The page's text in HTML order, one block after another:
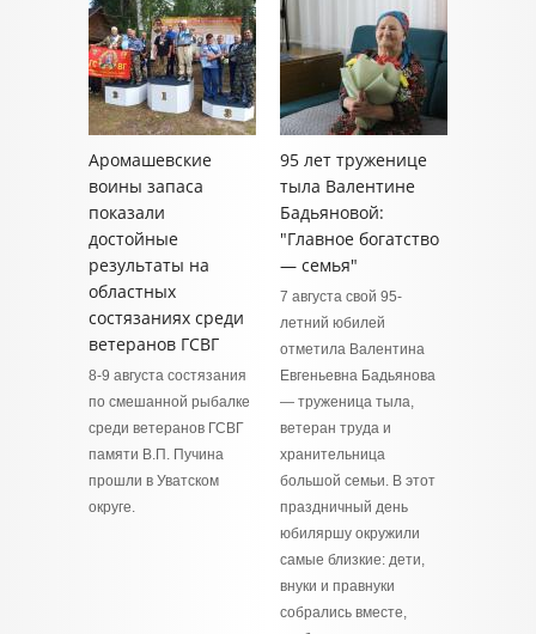
Аромашевские
воины запаса
показали
достойные
результаты на
областных
состязаниях среди
ветеранов ГСВГ
8-9 августа состязания
по смешанной рыбалке
среди ветеранов ГСВГ
памяти В.П. Пучина
прошли в Уватском
округе.
95 лет труженице
тыла Валентине
Бадьяновой:
"Главное богатство
— семья"
7 августа свой 95-
летний юбилей
отметила Валентина
Евгеньевна Бадьянова
— труженица тыла,
ветеран труда и
хранительница
большой семьи. В этот
праздничный день
юбиляршу окружили
самые близкие: дети,
внуки и правнуки
собрались вместе,